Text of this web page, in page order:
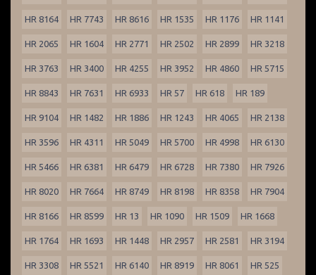
HR 8164 HR 7743 HR 8616 HR 1535 HR 1176 HR 1141
HR 2065 HR 1604 HR 2771 HR 2502 HR 2899 HR 3218
HR 3763 HR 3400 HR 4255 HR 3952 HR 4860 HR 5715
HR 8843 HR 7631 HR 6933 HR 57 HR 618 HR 189
HR 9104 HR 1482 HR 1886 HR 1243 HR 4065 HR 2138
HR 3596 HR 4311 HR 5049 HR 5700 HR 4998 HR 6130
HR 5466 HR 6381 HR 6479 HR 6728 HR 7380 HR 7926
HR 8020 HR 7664 HR 8749 HR 8198 HR 8358 HR 7904
HR 8166 HR 8599 HR 13 HR 1090 HR 1509 HR 1668
HR 1764 HR 1693 HR 1448 HR 2957 HR 2581 HR 3194
HR 3308 HR 5521 HR 6140 HR 8919 HR 8061 HR 525